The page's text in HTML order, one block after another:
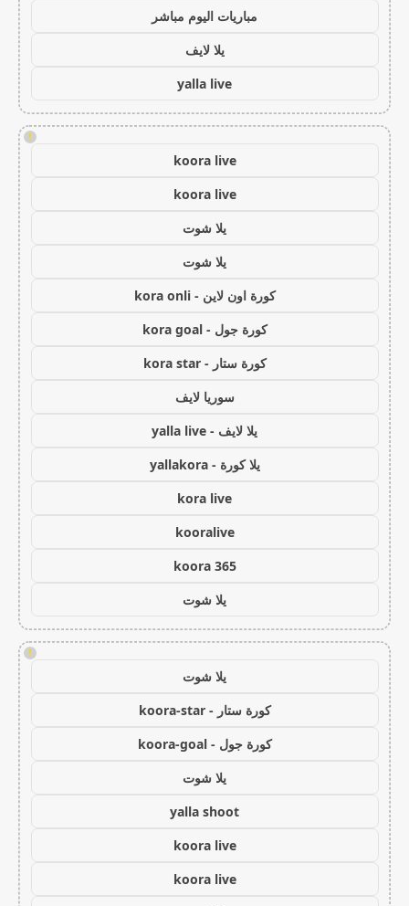
مباريات اليوم مباشر
يلا لايف
yalla live
!
koora live
koora live
يلا شوت
يلا شوت
كورة اون لاين - kora onli
كورة جول - kora goal
كورة ستار - kora star
سوريا لايف
يلا لايف - yalla live
يلا كورة - yallakora
kora live
kooralive
koora 365
يلا شوت
!
يلا شوت
كورة ستار - koora-star
كورة جول - koora-goal
يلا شوت
yalla shoot
koora live
koora live